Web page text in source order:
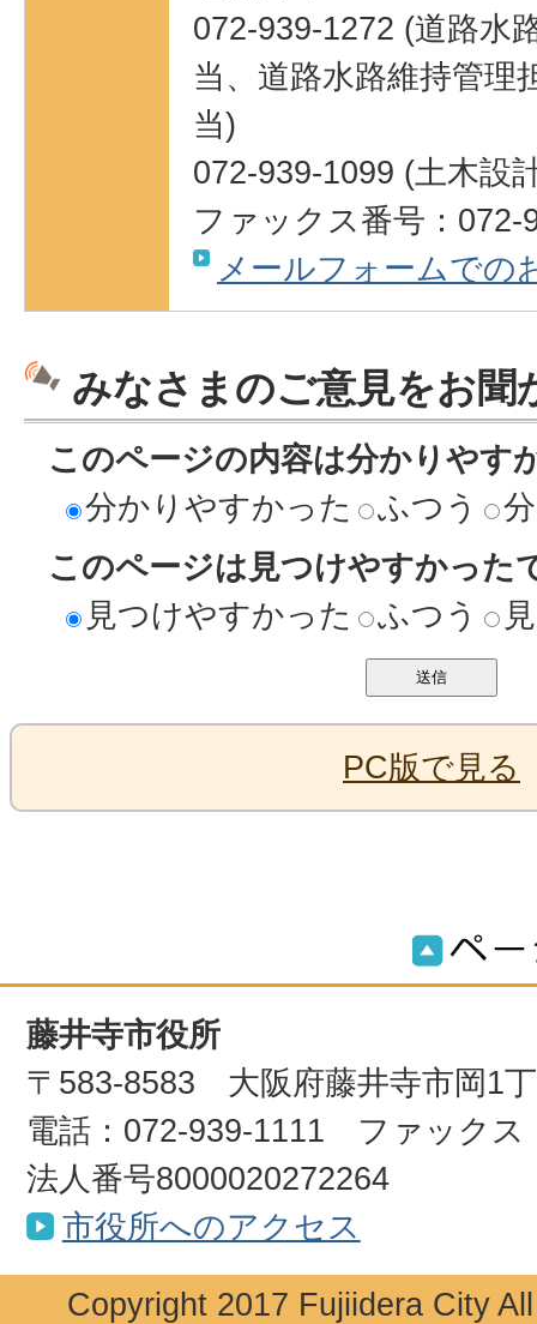
072-939-1272 (道路水
当、道路水路維持管理
当)
072-939-1099 (土木設
ファックス番号：072-
メールフォームでの
みなさまのご意見をお聞
このページの内容は分かりやす
分かりやすかった
ふつう
このページは見つけやすかった
見つけやすかった
ふつう
PC版で見る
藤井寺市役所
〒583-8583 大阪府藤井寺市岡1
電話：072-939-1111 ファックス
法人番号8000020272264
市役所へのアクセス
Copyright 2017 Fujiidera City